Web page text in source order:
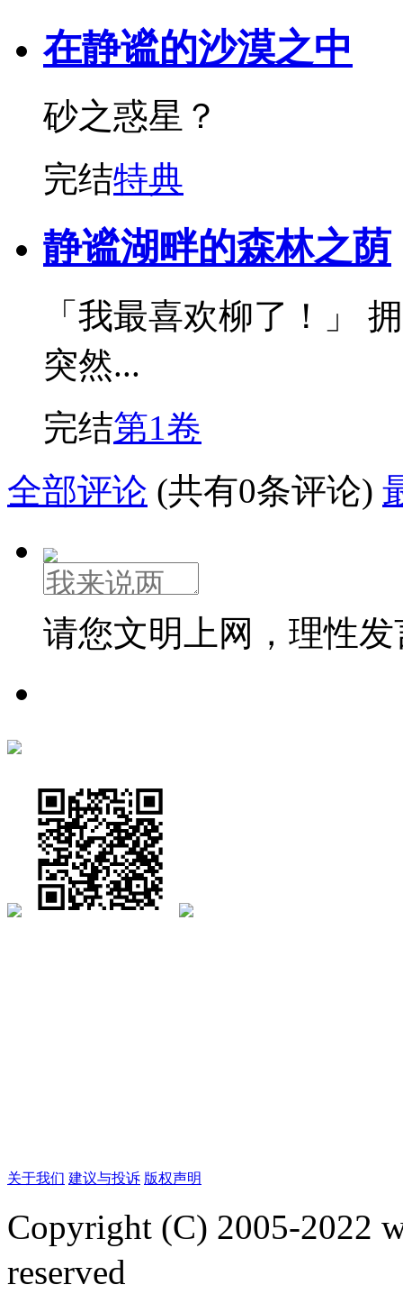
在静谧的沙漠之中
砂之惑星？
完结特典
静谧湖畔的森林之荫
「我最喜欢柳了！」
突然...
完结第1卷
全部评论 (共有0条评论)
请您文明上网，理性
关于我们 建议与投诉 版权声明
Copyright (C) 2005-2022
reserved